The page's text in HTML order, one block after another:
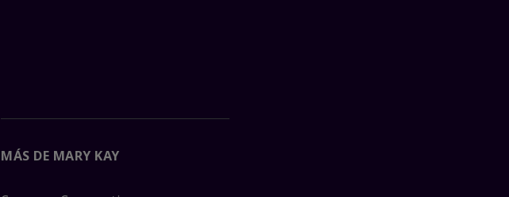
MÁS DE MARY KAY